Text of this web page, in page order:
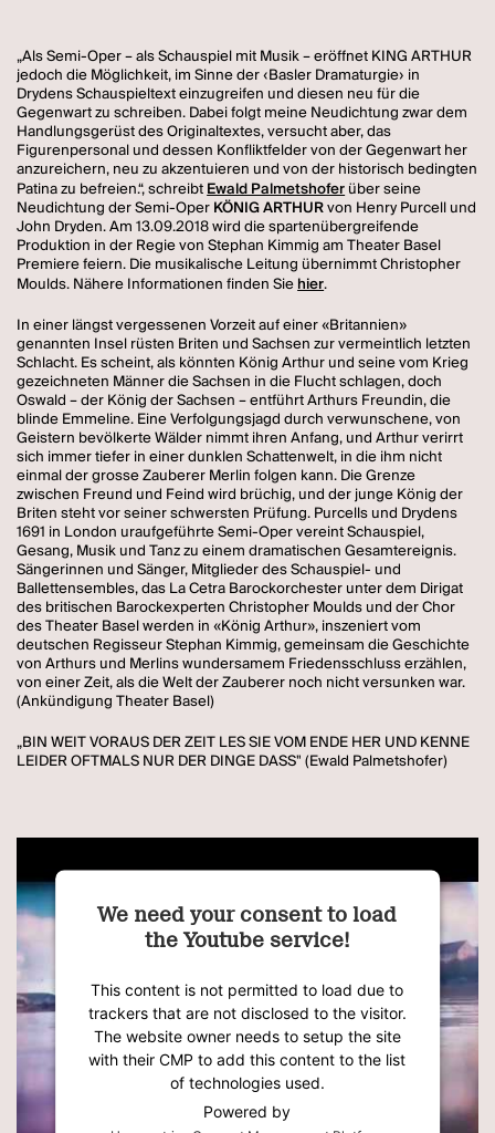
„Als Semi-Oper – als Schauspiel mit Musik – eröffnet KING ARTHUR
jedoch die Möglichkeit, im Sinne der ‹Basler Dramaturgie› in
Drydens Schauspieltext einzugreifen und diesen neu für die
Gegenwart zu schreiben. Dabei folgt meine Neudichtung zwar dem
Handlungsgerüst des Originaltextes, versucht aber, das
Figurenpersonal und dessen Konfliktfelder von der Gegenwart her
anzureichern, neu zu akzentuieren und von der historisch bedingten
Patina zu befreien.“, schreibtEwald Palmetshoferüber seine
Neudichtung der Semi-OperKÖNIG ARTHURvon Henry Purcell und
John Dryden. Am 13.09.2018 wird die spartenübergreifende
Produktion in der Regie von Stephan Kimmig am Theater Basel
Premiere feiern. Die musikalische Leitung übernimmt Christopher
Moulds. Nähere Informationen finden Siehier.
In einer längst vergessenen Vorzeit auf einer «Britannien»
genannten Insel rüsten Briten und Sachsen zur vermeintlich letzten
Schlacht. Es scheint, als könnten König Arthur und seine vom Krieg
gezeichneten Männer die Sachsen in die Flucht schlagen, doch
Oswald – der König der Sachsen – entführt Arthurs Freundin, die
blinde Emmeline. Eine Verfolgungsjagd durch verwunschene, von
Geistern bevölkerte Wälder nimmt ihren Anfang, und Arthur verirrt
sich immer tiefer in einer dunklen Schattenwelt, in die ihm nicht
einmal der grosse Zauberer Merlin folgen kann. Die Grenze
zwischen Freund und Feind wird brüchig, und der junge König der
Briten steht vor seiner schwersten Prüfung. Purcells und Drydens
1691 in London uraufgeführte Semi-Oper vereint Schauspiel,
Gesang, Musik und Tanz zu einem dramatischen Gesamtereignis.
Sängerinnen und Sänger, Mitglieder des Schauspiel- und
Ballettensembles, das La Cetra Barockorchester unter dem Dirigat
des britischen Barockexperten Christopher Moulds und der Chor
des Theater Basel werden in «König Arthur», inszeniert vom
deutschen Regisseur Stephan Kimmig, gemeinsam die Geschichte
von Arthurs und Merlins wundersamem Friedensschluss erzählen,
von einer Zeit, als die Welt der Zauberer noch nicht versunken war.
(Ankündigung Theater Basel)
„BIN WEIT VORAUS DER ZEIT LES SIE VOM ENDE HER UND KENNE
LEIDER OFTMALS NUR DER DINGE DASS" (Ewald Palmetshofer)
We need your consent to load
the Youtube service!
This content is not permitted to load due to
trackers that are not disclosed to the visitor.
The website owner needs to setup the site
with their CMP to add this content to the list
of technologies used.
Powered by